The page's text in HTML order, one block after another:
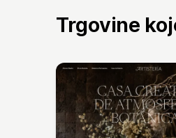
Trgovine